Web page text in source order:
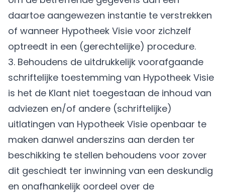
daartoe aangewezen instantie te verstrekken
of wanneer Hypotheek Visie voor zichzelf
optreedt in een (gerechtelijke) procedure.
3. Behoudens de uitdrukkelijk voorafgaande
schriftelijke toestemming van Hypotheek Visie
is het de Klant niet toegestaan de inhoud van
adviezen en/of andere (schriftelijke)
uitlatingen van Hypotheek Visie openbaar te
maken danwel anderszins aan derden ter
beschikking te stellen behoudens voor zover
dit geschiedt ter inwinning van een deskundig
en onafhankelijk oordeel over de